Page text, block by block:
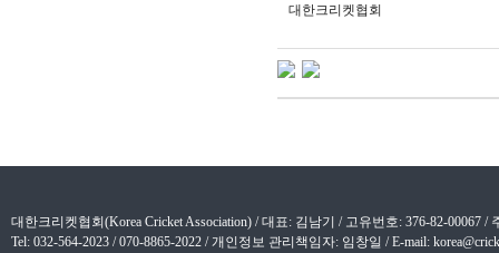
대한크리켓협회
대한크리켓협회(Korea Cricket Association) / 대표: 김남기 / 고유번호: 376-82-00067
Tel: 032-564-2023 / 070-8865-2022 / 개인정보 관리책임자: 임창일 / E-mail: